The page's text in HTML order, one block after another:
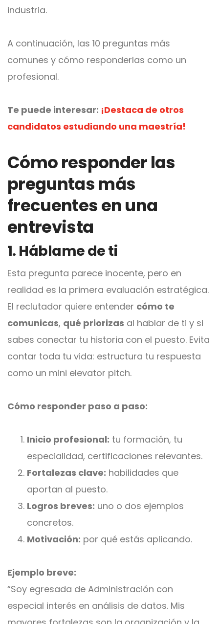
industria.
A continuación, las 10 preguntas más
comunes y cómo responderlas como un
profesional.
Te puede interesar: ¡Destaca de otros
candidatos estudiando una maestría!
Cómo responder las
preguntas más
frecuentes en una
entrevista
1. Háblame de ti
Esta pregunta parece inocente, pero en
realidad es la primera evaluación estratégica.
El reclutador quiere entender cómo te
comunicas, qué priorizas al hablar de ti y si
sabes conectar tu historia con el puesto. Evita
contar toda tu vida: estructura tu respuesta
como un mini elevator pitch.
Cómo responder paso a paso:
Inicio profesional: tu formación, tu
especialidad, certificaciones relevantes.
Fortalezas clave: habilidades que
aportan al puesto.
Logros breves: uno o dos ejemplos
concretos.
Motivación: por qué estás aplicando.
Ejemplo breve:
“Soy egresada de Administración con
especial interés en análisis de datos. Mis